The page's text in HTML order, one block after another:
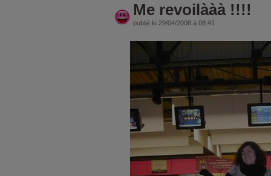
Me revoilààà !!!!
publié le 29/04/2008 à 08:41